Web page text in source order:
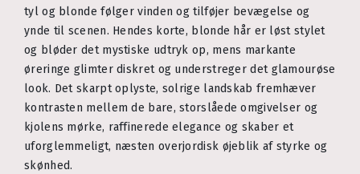
tyl og blonde følger vinden og tilføjer bevægelse og
ynde til scenen. Hendes korte, blonde hår er løst stylet
og bløder det mystiske udtryk op, mens markante
øreringe glimter diskret og understreger det glamourøse
look. Det skarpt oplyste, solrige landskab fremhæver
kontrasten mellem de bare, storslåede omgivelser og
kjolens mørke, raffinerede elegance og skaber et
uforglemmeligt, næsten overjordisk øjeblik af styrke og
skønhed.